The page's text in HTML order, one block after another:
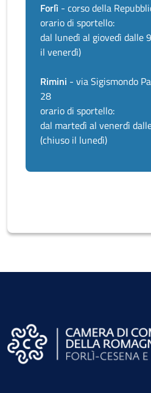
Forlì - corso della
orario di sportello:
dal lunedì al giovedì dalle
il venerdì)
Rimini - via Sigismondo
28
orario di sportello:
dal martedì al venerdì
(chiuso il lunedì)